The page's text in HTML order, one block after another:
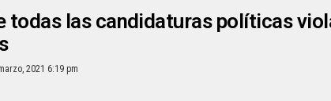
todas las candidaturas políticas
2021 6:19 pm